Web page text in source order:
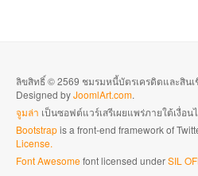
ลิขสิทธิ์ © 2569 ชมรมหนี้บัตรเครดิตและสิน
Designed byJoomlArt.com.
จูมล่า เป็นซอฟต์แวร์เสรีเผยแพร่ภายใต้เงื่อน
Bootstrapis a front-end framework of
License.
Font Awesomefont licensed underSIL